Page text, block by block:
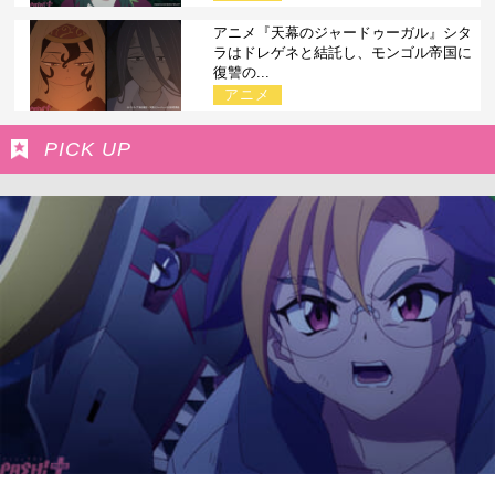
アニメ『天幕のジャードゥーガル』シタ
ラはドレゲネと結託し、モンゴル帝国に
復讐の...
アニメ
PICK UP